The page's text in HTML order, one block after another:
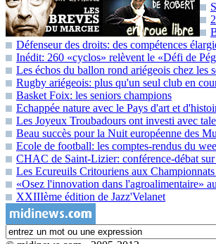
Défenseur des droits: des compétences
Inédit: 260 «cyclos» relèvent le «Défi de
Les échos du ballon rond ariégeois chez les
Rugby ariégeois: plus qu'un seul club en
Basket Foix: les seniors champions
Echappée nature avec le Pays d'art et
Les Joyeux Troubadours ont investi avec
Beau succès pour la Nuit européenne des
Ecole de football: les comptes-rendus du
CHAC de Saint-Lizier: conférence-débat
Les Ecureuils Critouriens aux
«Osez l'innovation dans l'agroalimentaire»
XXIIIème édition de Jazz'Velanet